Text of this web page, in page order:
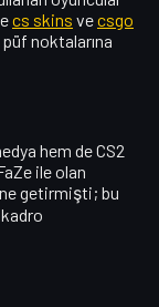
cs skins vecsgo
noktalarına
hem de CS2
ile olan
getirmişti; bu